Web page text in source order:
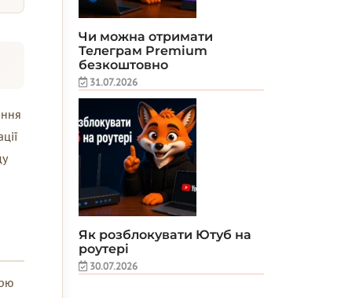
Чи можна отримати
Телеграм Premium
безкоштовно
31.07.2026
Як розблокувати Ютуб на
роутері
30.07.2026